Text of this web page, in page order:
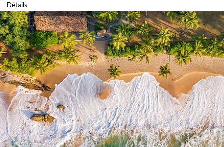
Mauritanie Mexique
Mongolie Monténégro
Mozambique Namibie
Népal Nicaragua
Norvège Nouvelle-Zélande
Oman Ouganda
Haute Montagne Montagne
Neige Patrimoine et Nature
Terres Polaires Volcans
Détails